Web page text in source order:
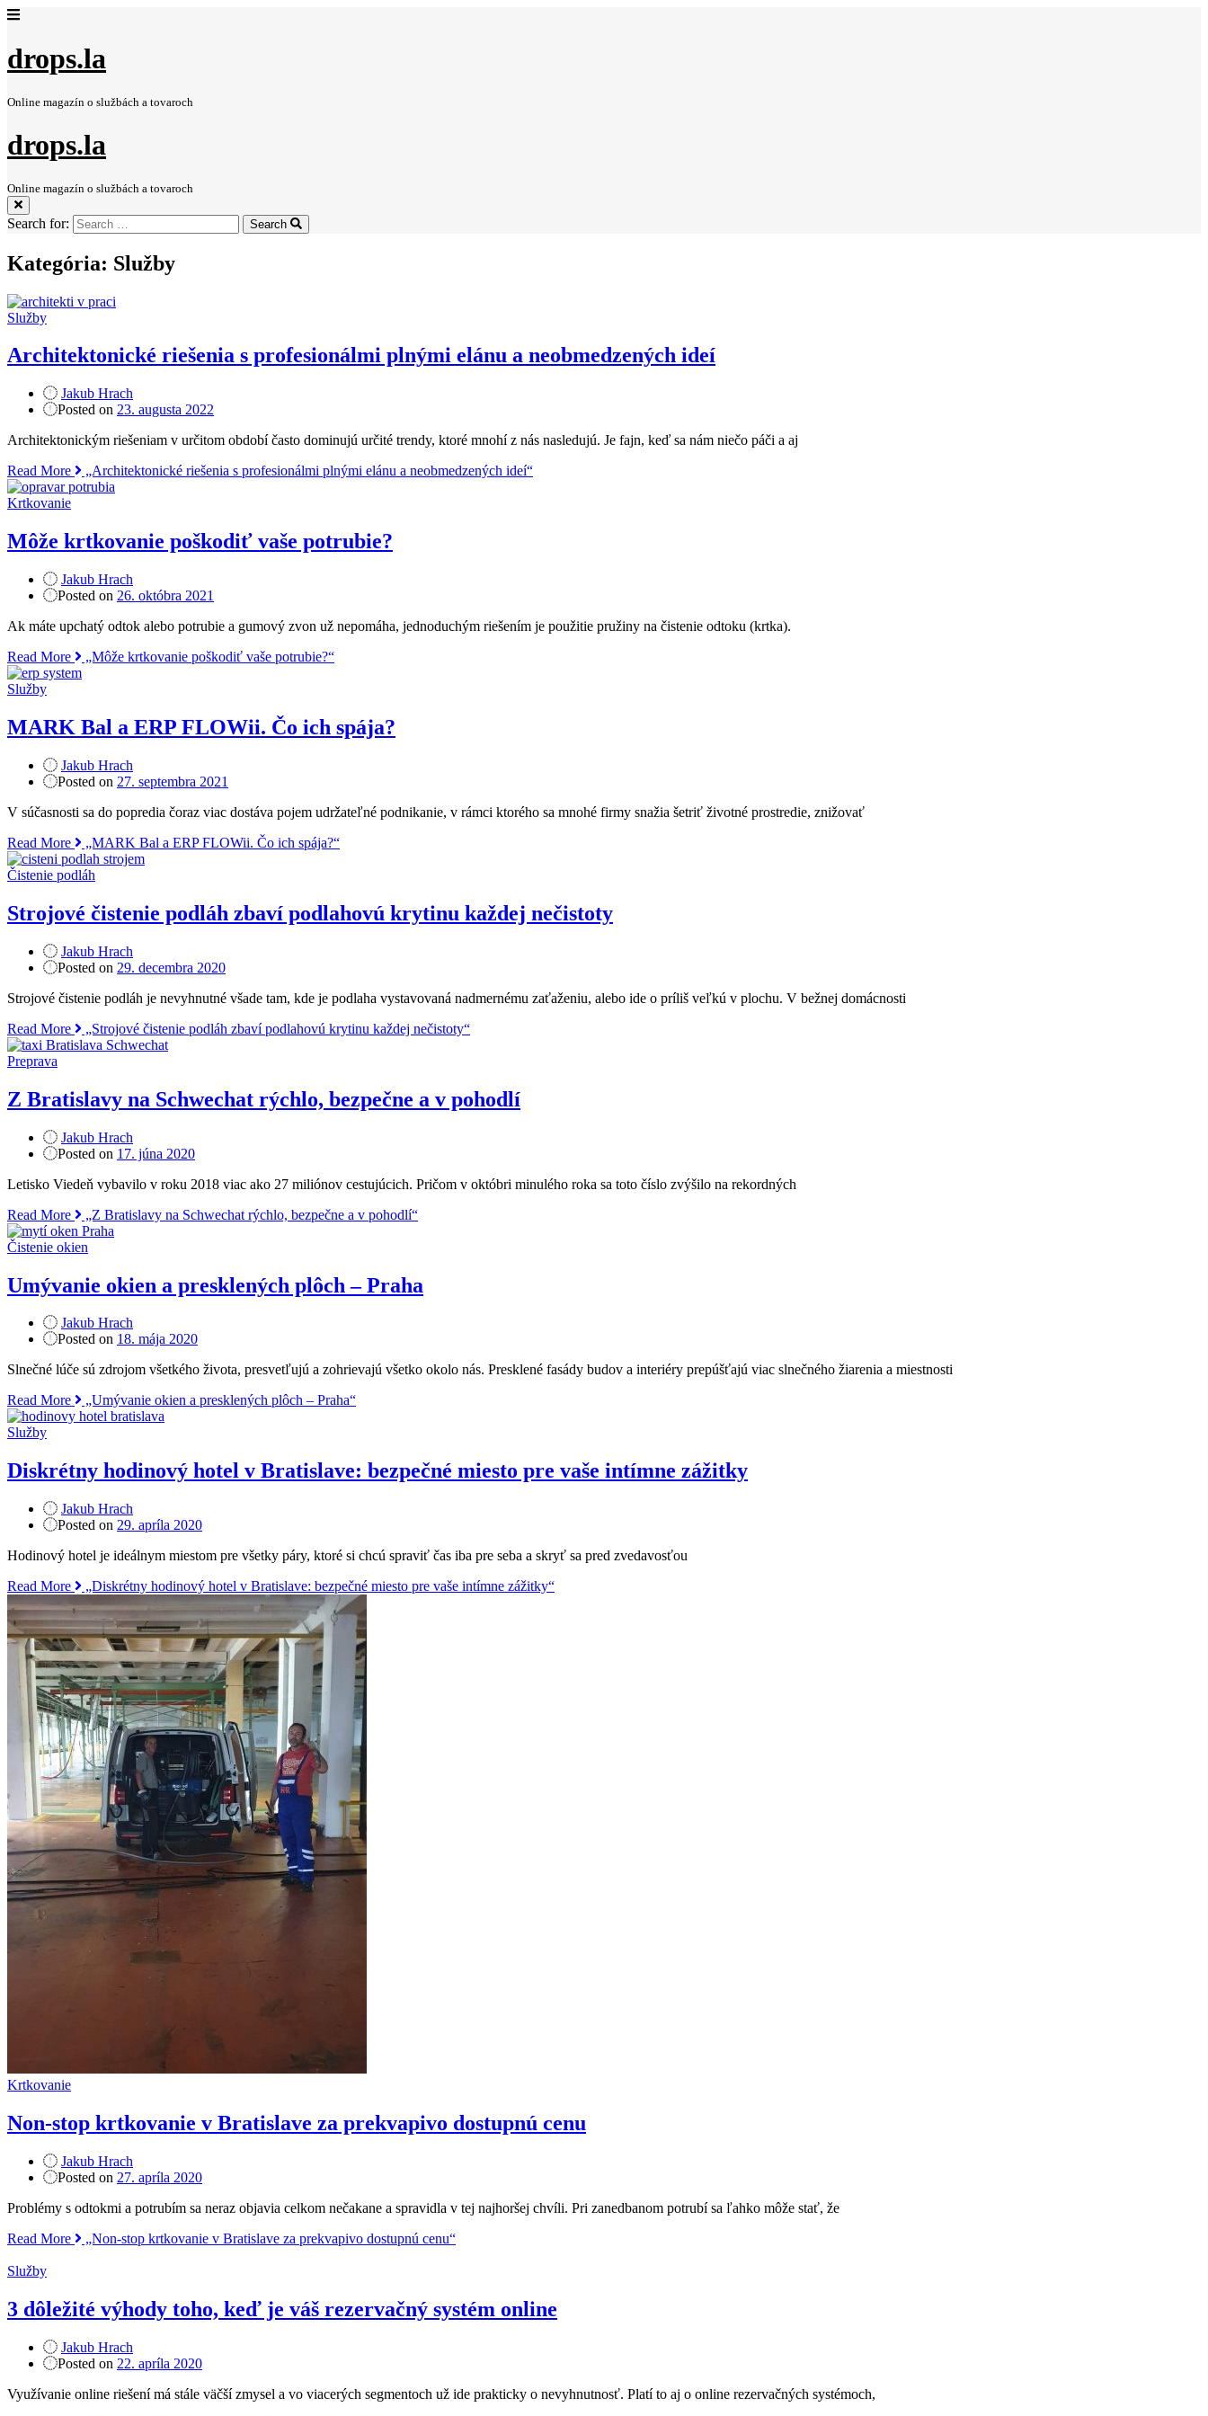
drops.la
Online magazín o službách a tovaroch
drops.la
Online magazín o službách a tovaroch
Search for: Search
Kategória: Služby
Služby
Architektonické riešenia s profesionálmi plnými elánu a neobmedzených ideí
Jakub Hrach
Posted on 23. augusta 2022
Architektonickým riešeniam v určitom období často dominujú určité trendy, ktoré mnohí z nás nasledujú. Je fajn, keď sa nám niečo páči a aj
Read More
„Architektonické riešenia s profesionálmi plnými elánu a neobmedzených ideí“
Krtkovanie
Môže krtkovanie poškodiť vaše potrubie?
Jakub Hrach
Posted on 26. októbra 2021
Ak máte upchatý odtok alebo potrubie a gumový zvon už nepomáha, jednoduchým riešením je použitie pružiny na čistenie odtoku (krtka).
Read More
„Môže krtkovanie poškodiť vaše potrubie?“
Služby
MARK Bal a ERP FLOWii. Čo ich spája?
Jakub Hrach
Posted on 27. septembra 2021
V súčasnosti sa do popredia čoraz viac dostáva pojem udržateľné podnikanie, v rámci ktorého sa mnohé firmy snažia šetriť životné prostredie, znižovať
Read More
„MARK Bal a ERP FLOWii. Čo ich spája?“
Čistenie podláh
Strojové čistenie podláh zbaví podlahovú krytinu každej nečistoty
Jakub Hrach
Posted on 29. decembra 2020
Strojové čistenie podláh je nevyhnutné všade tam, kde je podlaha vystavovaná nadmernému zaťaženiu, alebo ide o príliš veľkú v plochu. V bežnej domácnosti
Read More
„Strojové čistenie podláh zbaví podlahovú krytinu každej nečistoty“
Preprava
Z Bratislavy na Schwechat rýchlo, bezpečne a v pohodlí
Jakub Hrach
Posted on 17. júna 2020
Letisko Viedeň vybavilo v roku 2018 viac ako 27 miliónov cestujúcich. Pričom v októbri minulého roka sa toto číslo zvýšilo na rekordných
Read More
„Z Bratislavy na Schwechat rýchlo, bezpečne a v pohodlí“
Čistenie okien
Umývanie okien a presklených plôch – Praha
Jakub Hrach
Posted on 18. mája 2020
Slnečné lúče sú zdrojom všetkého života, presvetľujú a zohrievajú všetko okolo nás. Presklené fasády budov a interiéry prepúšťajú viac slnečného žiarenia a miestnosti
Read More
„Umývanie okien a presklených plôch – Praha“
Služby
Diskrétny hodinový hotel v Bratislave: bezpečné miesto pre vaše intímne zážitky
Jakub Hrach
Posted on 29. apríla 2020
Hodinový hotel je ideálnym miestom pre všetky páry, ktoré si chcú spraviť čas iba pre seba a skryť sa pred zvedavosťou
Read More
„Diskrétny hodinový hotel v Bratislave: bezpečné miesto pre vaše intímne zážitky“
Krtkovanie
Non-stop krtkovanie v Bratislave za prekvapivo dostupnú cenu
Jakub Hrach
Posted on 27. apríla 2020
Problémy s odtokmi a potrubím sa neraz objavia celkom nečakane a spravidla v tej najhoršej chvíli. Pri zanedbanom potrubí sa ľahko môže stať, že
Read More
„Non-stop krtkovanie v Bratislave za prekvapivo dostupnú cenu“
Služby
3 dôležité výhody toho, keď je váš rezervačný systém online
Jakub Hrach
Posted on 22. apríla 2020
Využívanie online riešení má stále väčší zmysel a vo viacerých segmentoch už ide prakticky o nevyhnutnosť. Platí to aj o online rezervačných systémoch,